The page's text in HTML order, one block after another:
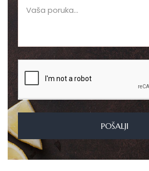
POŠALJI